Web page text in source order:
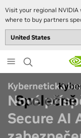
Visit your regional
where to buy partners
to
main
content